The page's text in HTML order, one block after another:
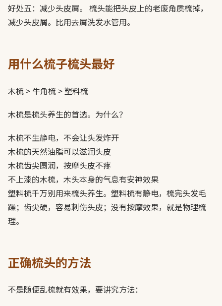
好处五：减少头皮屑。 梳头能把头皮上的老废角质梳掉，
减少头皮屑。比用去屑洗发水管用。
用什么梳子梳头最好
木梳 > 牛角梳 > 塑料梳
木梳是梳头养生的首选。为什么？
木梳不生静电，不会让头发炸开
木梳的天然油脂可以滋润头皮
木梳齿尖圆润，按摩头皮不疼
不上漆的木梳，木头本身的气息有安神效果
塑料梳千万别用来梳头养生。塑料梳有静电，梳完头发毛
躁；齿尖硬，容易刺伤头皮；没有按摩效果，就是物理梳
理。
正确梳头的方法
不是随便乱梳就有效果，要讲究方法：